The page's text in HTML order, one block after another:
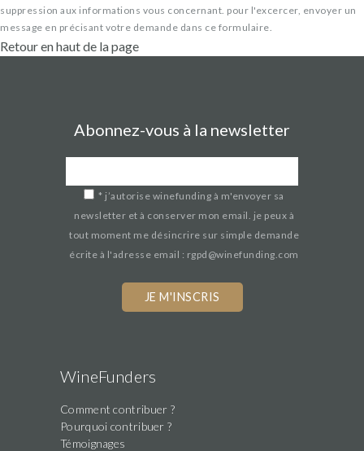
suppression aux informations vous concernant. pour l'excercer, envoyer un
message en précisant votre demande dans ce formulaire.
Retour en haut de la page
Abonnez-vous à la newsletter
* j’autorise winefunding à m'envoyer sa
newsletter et à conserver mon email. je peux à
tout moment me désincrire sur simple demande
écrite à l'adresse email : rgpd@winefunding.com
this
field
WineFunders
Comment contribuer ?
Pourquoi contribuer ?
Témoignages